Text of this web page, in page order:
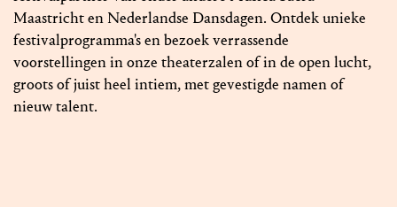
Maastricht en Nederlandse Dansdagen. Ontdek unieke
festivalprogramma's en bezoek verrassende
voorstellingen in onze theaterzalen of in de open lucht,
groots of juist heel intiem, met gevestigde namen of
nieuw talent.